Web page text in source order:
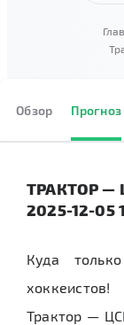
Обзор Прогноз
ТРАКТОР —
2025-12-05
Куда
Трактор —